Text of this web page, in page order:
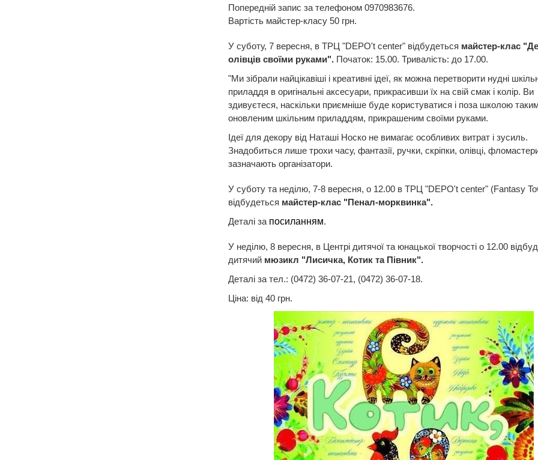
Попередній запис за телефоном 0970983676.
Вартість майстер-класу 50 грн.
У суботу, 7 вересня, в ТРЦ "DEPO't center" відбудеться майстер-клас
олівців своїми руками". Початок: 15.00. Тривалість: до 17.00.
"Ми зібрали найцікавіші і креативні ідеї, як можна перетворити нудні
приладдя в оригінальні аксесуари, прикрасивши їх на свій смак і колір. Ви
здивуєтеся, наскільки приємніше буде користуватися і поза школою
оновленим шкільним приладдям, прикрашеним своїми руками.
Ідеї для декору від Наташі Носко не вимагає особливих витрат і зусиль.
Знадобиться лише трохи часу, фантазії, ручки, скріпки, олівці,
зазначають організатори.
У суботу та неділю, 7-8 вересня, о 12.00 в ТРЦ "DEPO't center" (Fantasy
відбудеться майстер-клас "Пенал-морквинка".
Деталі за посиланням.
У неділю, 8 вересня, в Центрі дитячої та юнацької творчості о 12.00
дитячий мюзикл "Лисичка, Котик та Півник".
Деталі за тел.: (0472) 36-07-21, (0472) 36-07-18.
Ціна: від 40 грн.